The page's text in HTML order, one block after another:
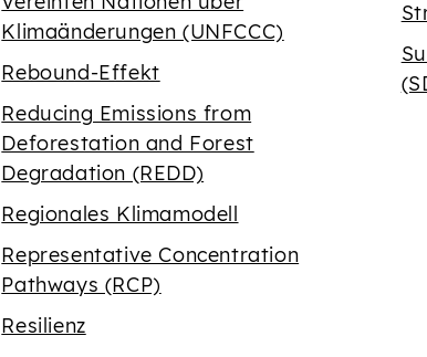
Klimaänderungen (UNFCCC)
Rebound-Effekt
Reducing Emissions from
Deforestation and Forest
Degradation (REDD)
Regionales Klimamodell
Representative Concentration
Pathways (RCP)
Resilienz